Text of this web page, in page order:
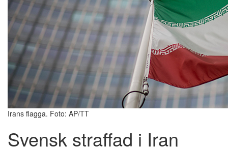
Irans flagga. Foto: AP/TT
Svensk straffad i Iran